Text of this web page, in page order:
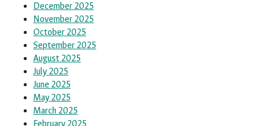
December 2025
November 2025
October 2025
September 2025
August 2025
July 2025
June 2025
May 2025
March 2025